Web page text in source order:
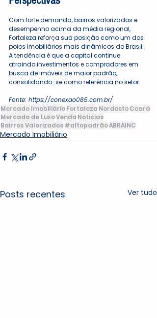
Com forte demanda, bairros valorizados e
desempenho acima da média regional,
Fortaleza reforça sua posição como um dos
polos imobiliários mais dinâmicos do Brasil.
A tendência é que a capital continue
atraindo investimentos e compradores em
busca de imóveis de maior padrão,
consolidando-se como referência no setor.
Fonte: https://conexao085.com.br/
Mercado ImobiliárioFortaleza NordesteCeará
Mercado de LuxoVenda Noticias
Bairros Valorizados#altopadrãoABRAINC
Mercado Imobiliário
Posts recentes Ver tudo